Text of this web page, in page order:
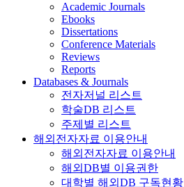
Academic Journals
Ebooks
Dissertations
Conference Materials
Reviews
Reports
Databases & Journals
전자저널 리스트
학술DB 리스트
주제별 리스트
해외전자자료 이용안내
해외전자자료 이용안내
해외DB별 이용권한
대학별 해외DB 구독현황